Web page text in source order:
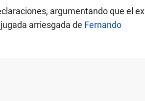
argumentando que el ex
arriesgada de Fernando